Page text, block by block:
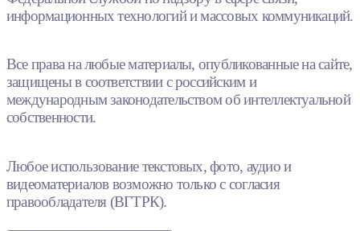
информационных технологий и массовых коммуникаций.
Все права на любые материалы, опубликованные на сайте,
защищены в соответствии с российским и
международным законодательством об интеллектуальной
собственности.
Любое использование текстовых, фото, аудио и
видеоматериалов возможно только с согласия
правообладателя (ВГТРК).